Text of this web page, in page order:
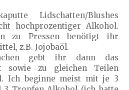
Lidschatten/Blushes
hochprozentiger Alkohol.
zu Pressen benötigt ihr
z.B. Jojobaöl.
gebt ihr dann das
sowie zu gleichen Teilen
Ich beginne meist mit je 3